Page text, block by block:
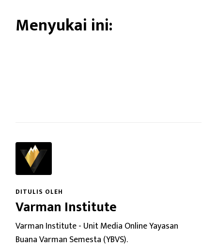
Menyukai ini:
DITULIS OLEH
Varman Institute
Varman Institute - Unit Media Online Yayasan
Buana Varman Semesta (YBVS).